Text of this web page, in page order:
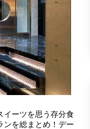
イーツを思う存分食
ンを総まとめ！デー